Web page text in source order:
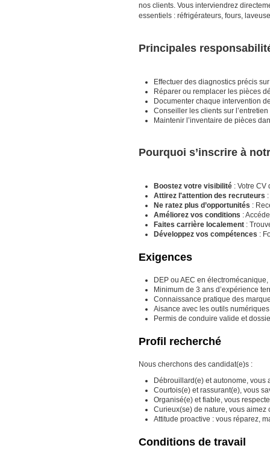
nos clients. Vous interviendrez
essentiels : réfrigérateurs, fours,
Principales
Effectuer des diagnostics précis
Réparer ou remplacer les pièces
Documenter chaque intervention
Conseiller les clients sur
Maintenir l’inventaire de pièces
Pourquoi s’inscrire à
Boostez votre visibilité : Votre CV
Attirez l'attention des recruteurs
Ne ratez plus d’opportunités :
Améliorez vos conditions :
Faites carrière localement :
Développez vos compétences :
Exigences
DEP ou AEC en
Minimum de 3 ans d’expérience
Connaissance pratique des
Aisance avec les outils
Permis de conduire valide et
Profil recherché
Nous cherchons des candidat(e)s :
Débrouillard(e) et autonome, vous
Courtois(e) et rassurant(e), vous
Organisé(e) et fiable, vous
Curieux(se) de nature, vous aimez
Attitude proactive : vous réparez,
Conditions de travail